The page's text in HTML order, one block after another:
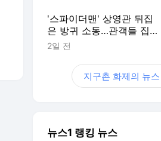
'스파이더맨' 상영관 뒤집
은 방귀 소동…관객들 집단
대피
2일 전
지구촌 화제의 뉴스
뉴스1 랭킹 뉴스